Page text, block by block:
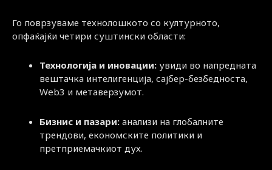
Го поврзуваме технолошкото со културното,
опфаќајќи четири суштински области:
Технологија и иновации: увиди во напредната
вештачка интелигенција, сајбер-безбедноста,
Web3 и метаверзумот.
Бизнис и пазари: анализи на глобалните
трендови, економските политики и
претприемачкиот дух.